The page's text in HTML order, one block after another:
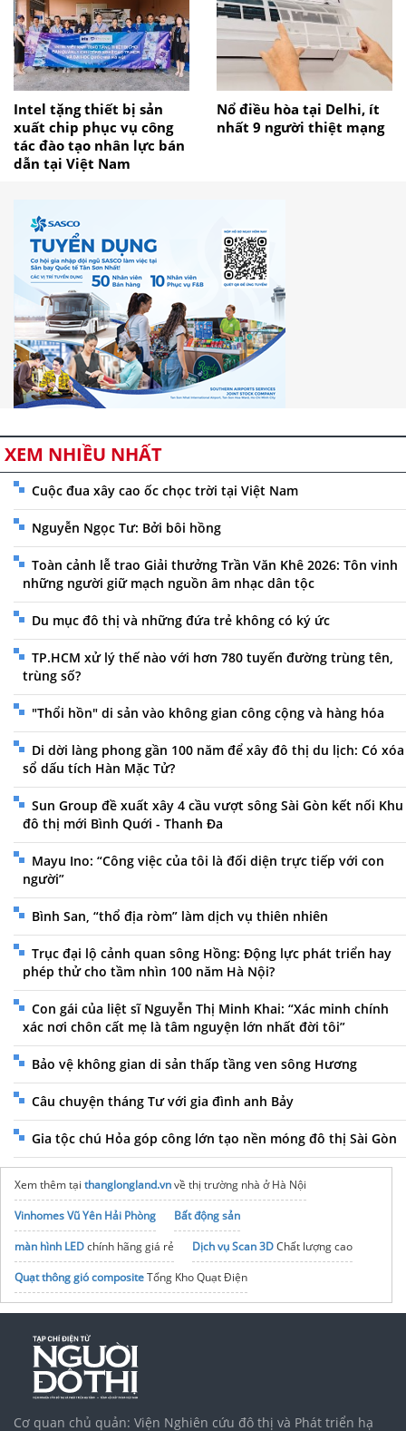
Intel tặng thiết bị sản
xuất chip phục vụ công
tác đào tạo nhân lực bán
dẫn tại Việt Nam
Nổ điều hòa tại Delhi, ít
nhất 9 người thiệt mạng
XEM NHIỀU NHẤT
Cuộc đua xây cao ốc chọc trời tại Việt Nam
Nguyễn Ngọc Tư: Bởi bôi hồng
Toàn cảnh lễ trao Giải thưởng Trần Văn Khê 2026: Tôn vinh
những người giữ mạch nguồn âm nhạc dân tộc
Du mục đô thị và những đứa trẻ không có ký ức
TP.HCM xử lý thế nào với hơn 780 tuyến đường trùng tên,
trùng số?
"Thổi hồn" di sản vào không gian công cộng và hàng hóa
Di dời làng phong gần 100 năm để xây đô thị du lịch: Có xóa
sổ dấu tích Hàn Mặc Tử?
Sun Group đề xuất xây 4 cầu vượt sông Sài Gòn kết nối Khu
đô thị mới Bình Quới - Thanh Đa
Mayu Ino: “Công việc của tôi là đối diện trực tiếp với con
người”
Bình San, “thổ địa ròm” làm dịch vụ thiên nhiên
Trục đại lộ cảnh quan sông Hồng: Động lực phát triển hay
phép thử cho tầm nhìn 100 năm Hà Nội?
Con gái của liệt sĩ Nguyễn Thị Minh Khai: “Xác minh chính
xác nơi chôn cất mẹ là tâm nguyện lớn nhất đời tôi”
Bảo vệ không gian di sản thấp tầng ven sông Hương
Câu chuyện tháng Tư với gia đình anh Bảy
Gia tộc chú Hỏa góp công lớn tạo nền móng đô thị Sài Gòn
Xem thêm tại thanglongland.vnvề thị trường nhà ở Hà Nội
Vinhomes Vũ Yên Hải Phòng
Bất động sản
màn hình LEDchính hãng giá rẻ Dịch vụ Scan 3DChất lượng cao
Quạt thông gió compositeTổng Kho Quạt Điện
máy chiết rót tự động
kinh-nghiem-thi-cong-ho-boi-anthaipool
Báo giácửa kính tự động
Vinhomes Saigon Park
noxh K Home Avenue Nhơn Trạch
Cơ quan chủ quản: Viện Nghiên cứu đô thị và Phát triển hạ